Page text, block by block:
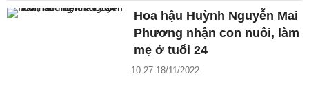
Hoa hậu Huỳnh Nguyễn Mai
Phương nhận con nuôi, làm
mẹ ở tuổi 24
10:27 18/11/2022